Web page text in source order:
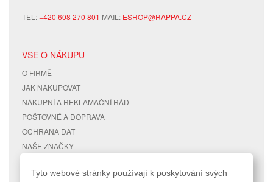
TEL:+420 608 270 801 MAIL: ESHOP@RAPPA.CZ
VŠE O NÁKUPU
O FIRMĚ
JAK NAKUPOVAT
NÁKUPNÍ A REKLAMAČNÍ ŘÁD
POŠTOVNÉ A DOPRAVA
OCHRANA DAT
NAŠE ZNAČKY
Tyto webové stránky používají k poskytování svých